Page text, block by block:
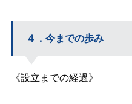
４．今までの歩み
《設立までの経過》